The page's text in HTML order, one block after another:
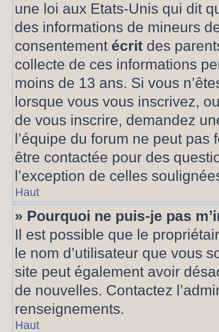
une loi aux Etats-Unis qui dit
des informations de mineurs
consentement écrit des
collecte de ces informations
moins de 13 ans. Si vous
lorsque vous vous inscrivez,
de vous inscrire, demandez
l’équipe du forum ne peut
être contactée pour des
l’exception de celles
Haut
» Pourquoi ne puis-je pas
Il est possible que le
le nom d’utilisateur que vous
site peut également avoir
de nouvelles. Contactez
renseignements.
Haut